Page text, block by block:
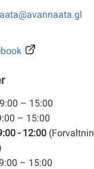
– 15:00
– 15:00
- 12:00
– 15:00